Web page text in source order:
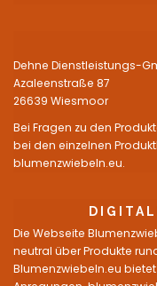
Dehne Dienstleistungs-
Azaleenstraße 87
26639 Wiesmoor
Bei Fragen zu den
bei den einzelnen
blumenzwiebeln.eu.
Die Webseite
neutral über Produkte
Blumenzwiebeln.eu